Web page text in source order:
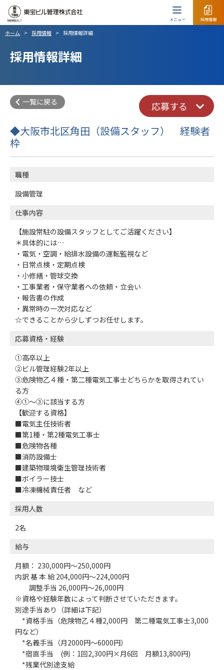
メニュー 採用情報
ホーム > 採用情報 > 採用情報詳細
採用情報詳細
◆大阪市北区角田（設備スタッフ） 経験者
枠
一覧に戻る 応募する
職種
設備管理
仕事内容
【施設常駐の設備スタッフとしてご活躍ください】
＊具体的には…
・電気・空調・給排水設備の運転監視など
・日常点検・定期点検
・小修繕・管球交換
・工事業者・保守業者への依頼・立会い
・報告書の作成
・異常時の一次対応など
☆できることから少しずつお任せします。
応募資格・経験
①高卒以上
②ビル管理経験2年以上
③危険物乙４種・第二種電気工事士どちらかを取得されてい
る方
④①～③に該当する方
【歓迎する資格】
■電気主任技術者
■第1種・第2種電気工事士
■危険物各種
■消防設備士
■建築物環境衛生管理技術者
■ボイラー技士
■冷凍機械責任者 など
採用人数
2名
給与
月額： 230,000円～250,000円
内訳 基 本 給 204,000円～224,000円
調整手当 26,000円～26,000円
※資格や経験年数によって判断させていただきます。
別途手当あり（詳細は下記）
*資格手当（危険物乙４種2,000円 第二種電気工事士3,000
円など）
*名義手当（月2000円～6000円）
*宿直手当 (例：1回2,300円×月6回 月額13,800円)
*残業代別途支給